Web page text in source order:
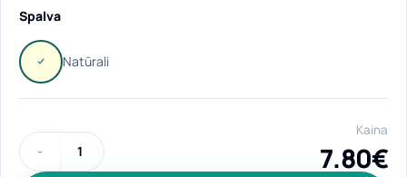
Spalva
produkto kiekis: Užtraukiamas dovanų maišelis "Lietuva" 30
Kaina
7.80€